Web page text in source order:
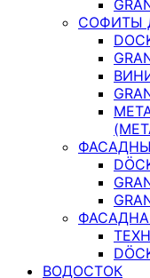
СОФИТЫ
ВОДОСТОК